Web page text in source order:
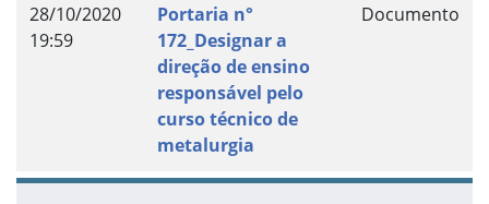
28/10/2020
19:59
Portaria n°
172_Designar a
direção de ensino
responsável pelo
curso técnico de
metalurgia
Documento